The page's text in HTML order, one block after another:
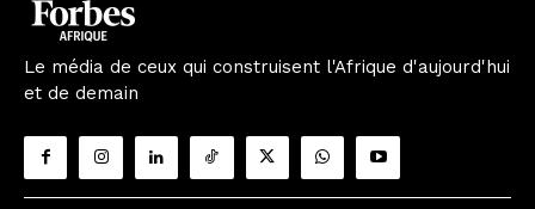
Le média de ceux qui construisent l'Afrique d'aujourd'hui
et de demain